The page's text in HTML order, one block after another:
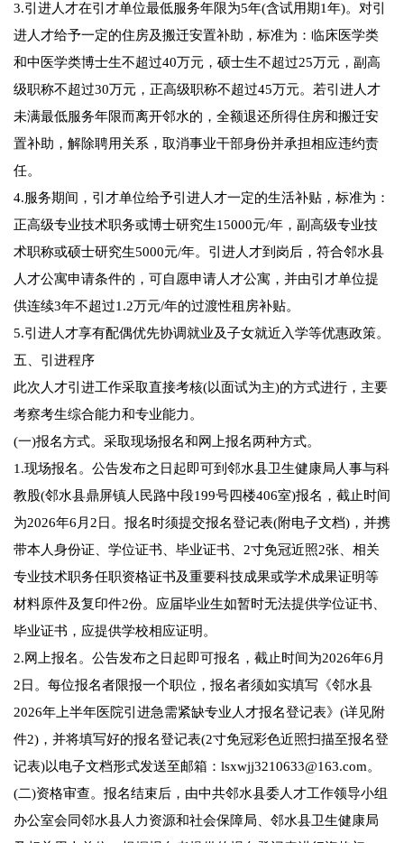
3.引进人才在引才单位最低服务年限为5年(含试用期1年)。对引
进人才给予一定的住房及搬迁安置补助，标准为：临床医学类
和中医学类博士生不超过40万元，硕士生不超过25万元，副高
级职称不超过30万元，正高级职称不超过45万元。若引进人才
未满最低服务年限而离开邻水的，全额退还所得住房和搬迁安
置补助，解除聘用关系，取消事业干部身份并承担相应违约责
任。
4.服务期间，引才单位给予引进人才一定的生活补贴，标准为：
正高级专业技术职务或博士研究生15000元/年，副高级专业技
术职称或硕士研究生5000元/年。引进人才到岗后，符合邻水县
人才公寓申请条件的，可自愿申请人才公寓，并由引才单位提
供连续3年不超过1.2万元/年的过渡性租房补贴。
5.引进人才享有配偶优先协调就业及子女就近入学等优惠政策。
五、引进程序
此次人才引进工作采取直接考核(以面试为主)的方式进行，主要
考察考生综合能力和专业能力。
(一)报名方式。采取现场报名和网上报名两种方式。
1.现场报名。公告发布之日起即可到邻水县卫生健康局人事与科
教股(邻水县鼎屏镇人民路中段199号四楼406室)报名，截止时间
为2026年6月2日。报名时须提交报名登记表(附电子文档)，并携
带本人身份证、学位证书、毕业证书、2寸免冠近照2张、相关
专业技术职务任职资格证书及重要科技成果或学术成果证明等
材料原件及复印件2份。应届毕业生如暂时无法提供学位证书、
毕业证书，应提供学校相应证明。
2.网上报名。公告发布之日起即可报名，截止时间为2026年6月
2日。每位报名者限报一个职位，报名者须如实填写《邻水县
2026年上半年医院引进急需紧缺专业人才报名登记表》(详见附
件2)，并将填写好的报名登记表(2寸免冠彩色近照扫描至报名登
记表)以电子文档形式发送至邮箱：lsxwjj3210633@163.com。
(二)资格审查。报名结束后，由中共邻水县委人才工作领导小组
办公室会同邻水县人力资源和社会保障局、邻水县卫生健康局